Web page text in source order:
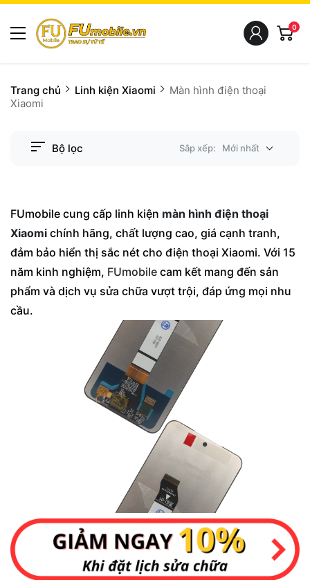
0
Trang chủ Linh kiện Xiaomi
Màn hình điện thoại
Xiaomi
Bộ lọc Sắp xếp: Mới nhất
FUmobile cung cấp linh kiện màn hình điện thoại
Xiaomi chính hãng, chất lượng cao, giá cạnh tranh,
đảm bảo hiển thị sắc nét cho điện thoại Xiaomi. Với 15
năm kinh nghiệm, FUmobile cam kết mang đến sản
phẩm và dịch vụ sửa chữa vượt trội, đáp ứng mọi nhu
cầu.